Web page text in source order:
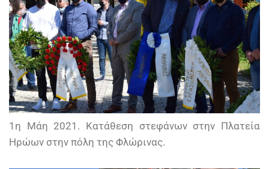
1η Μάη 2021. Κατάθεση στεφάνων στην Πλατεία
Ηρώων στην πόλη της Φλώρινας.